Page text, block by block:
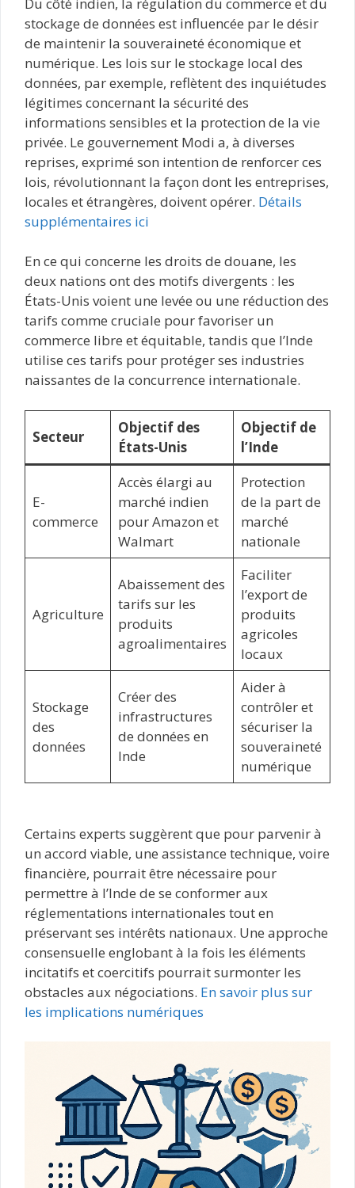
stockage de données est influencée par le désir
de maintenir la souveraineté économique et
numérique. Les lois sur le stockage local des
données, par exemple, reflètent des inquiétudes
légitimes concernant la sécurité des
informations sensibles et la protection de la vie
privée. Le gouvernement Modi a, à diverses
reprises, exprimé son intention de renforcer ces
lois, révolutionnant la façon dont les entreprises,
locales et étrangères, doivent opérer. Détails
supplémentaires ici
En ce qui concerne les droits de douane, les
deux nations ont des motifs divergents : les
États-Unis voient une levée ou une réduction des
tarifs comme cruciale pour favoriser un
commerce libre et équitable, tandis que l’Inde
utilise ces tarifs pour protéger ses industries
naissantes de la concurrence internationale.
Secteur
Objectif des
États-Unis
Objectif de
l’Inde
E-
commerce
Accès élargi au
marché indien
pour Amazon et
Walmart
Protection
de la part de
marché
nationale
Agriculture
Abaissement des
tarifs sur les
produits
agroalimentaires
Faciliter
l’export de
produits
agricoles
locaux
Stockage
des
données
Créer des
infrastructures
de données en
Inde
Aider à
contrôler et
sécuriser la
souveraineté
numérique
Certains experts suggèrent que pour parvenir à
un accord viable, une assistance technique, voire
financière, pourrait être nécessaire pour
permettre à l’Inde de se conformer aux
réglementations internationales tout en
préservant ses intérêts nationaux. Une approche
consensuelle englobant à la fois les éléments
incitatifs et coercitifs pourrait surmonter les
obstacles aux négociations. En savoir plus sur
les implications numériques